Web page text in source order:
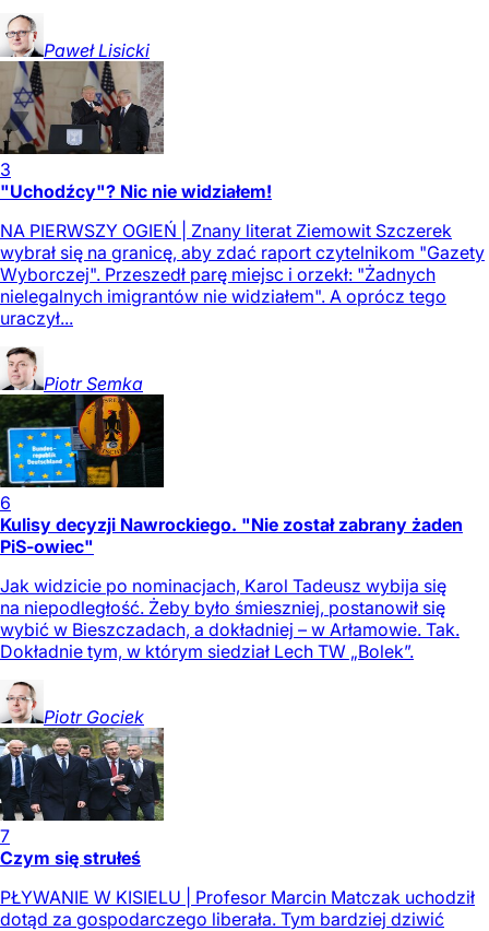
Paweł Lisicki
3
"Uchodźcy"? Nic nie widziałem!
NA PIERWSZY OGIEŃ | Znany literat Ziemowit Szczerek
wybrał się na granicę, aby zdać raport czytelnikom "Gazety
Wyborczej". Przeszedł parę miejsc i orzekł: "Żadnych
nielegalnych imigrantów nie widziałem". A oprócz tego
uraczył...
Piotr Semka
6
Kulisy decyzji Nawrockiego. "Nie został zabrany żaden
PiS-owiec"
Jak widzicie po nominacjach, Karol Tadeusz wybija się
na niepodległość. Żeby było śmieszniej, postanowił się
wybić w Bieszczadach, a dokładniej – w Arłamowie. Tak.
Dokładnie tym, w którym siedział Lech TW „Bolek”.
Piotr Gociek
7
Czym się strułeś
PŁYWANIE W KISIELU | Profesor Marcin Matczak uchodził
dotąd za gospodarczego liberała. Tym bardziej dziwić